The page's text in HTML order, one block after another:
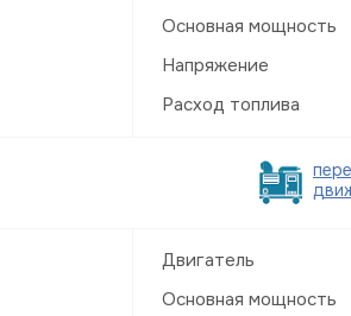
Основная мощность
Напряжение
Расход топлива
пере
Двигатель
Основная мощность